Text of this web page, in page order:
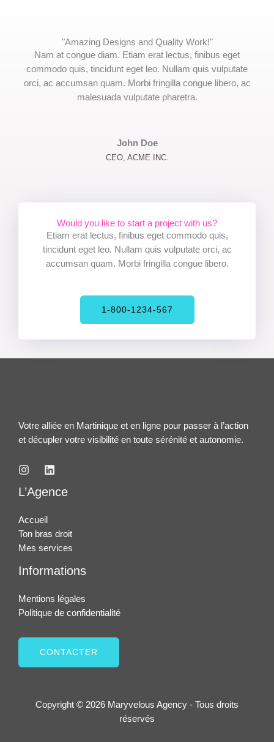
"Amazing Designs and Quality Work!"
Nam at congue diam. Etiam erat lectus, finibus eget
commodo quis, tincidunt eget leo. Nullam quis vulputate
orci, ac accumsan quam. Morbi fringilla congue libero, ac
malesuada vulputate pharetra.
John Doe
CEO, ACME INC.
Would you like to start a project with us?
Etiam erat lectus, finibus eget commodo quis,
tincidunt eget leo. Nullam quis vulputate orci, ac
accumsan quam. Morbi fringilla congue libero.
1-800-1234-567
Votre alliée en Martinique et en ligne pour passer à l’action
et décupler votre visibilité en toute sérénité et autonomie.
L’Agence
Accueil
Ton bras droit
Mes services
Informations
Mentions légales
Politique de confidentialité
CONTACTER
Copyright © 2026 Maryvelous Agency - Tous droits
réservés